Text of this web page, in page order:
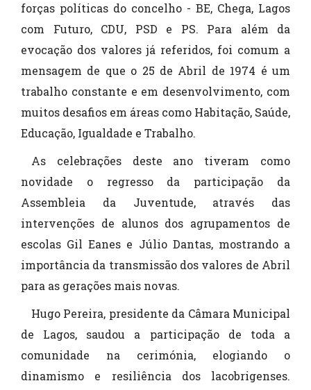
forças políticas do concelho - BE, Chega, Lagos
com Futuro, CDU, PSD e PS. Para além da
evocação dos valores já referidos, foi comum a
mensagem de que o 25 de Abril de 1974 é um
trabalho constante e em desenvolvimento, com
muitos desafios em áreas como Habitação, Saúde,
Educação, Igualdade e Trabalho.
As celebrações deste ano tiveram como
novidade o regresso da participação da
Assembleia da Juventude, através das
intervenções de alunos dos agrupamentos de
escolas Gil Eanes e Júlio Dantas, mostrando a
importância da transmissão dos valores de Abril
para as gerações mais novas.
Hugo Pereira, presidente da Câmara Municipal
de Lagos, saudou a participação de toda a
comunidade na cerimónia, elogiando o
dinamismo e resiliência dos lacobrigenses.